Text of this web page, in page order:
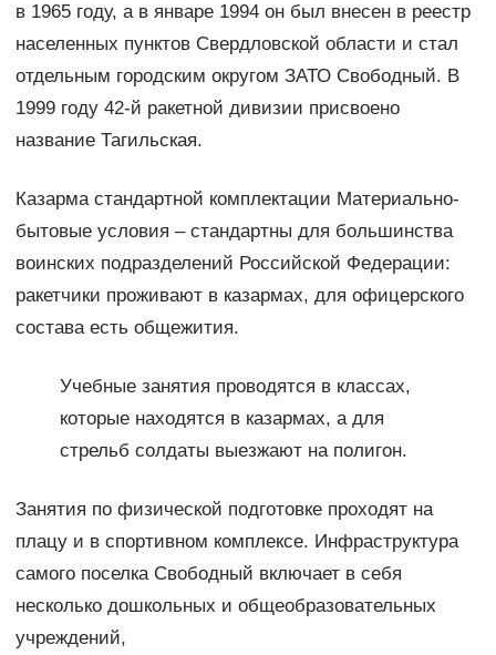
в 1965 году, а в январе 1994 он был внесен в реестр
населенных пунктов Свердловской области и стал
отдельным городским округом ЗАТО Свободный. В
1999 году 42-й ракетной дивизии присвоено
название Тагильская.
Казарма стандартной комплектации Материально-
бытовые условия – стандартны для большинства
воинских подразделений Российской Федерации:
ракетчики проживают в казармах, для офицерского
состава есть общежития.
Учебные занятия проводятся в классах,
которые находятся в казармах, а для
стрельб солдаты выезжают на полигон.
Занятия по физической подготовке проходят на
плацу и в спортивном комплексе. Инфраструктура
самого поселка Свободный включает в себя
несколько дошкольных и общеобразовательных
учреждений,